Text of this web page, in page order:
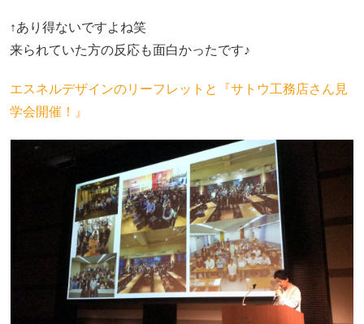
↑あり得ないですよね笑
来られていた方の反応も面白かったです♪
エスネルデザインのリーフレットと『サトウ工務店さん見
学会開催！』